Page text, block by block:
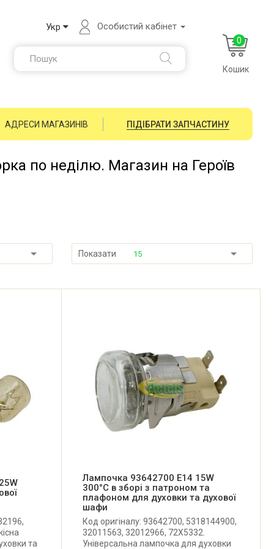
Укр Особистий кабінет
0
Кошик
АДРЕСИ МАГАЗИНІВ ПІДІБРАТИ ЗАПЧАСТИНУ
по неділю. Магазин на Героїв
Показати 15
та
Лампочка 93642700 E14 15W
300°C в зборі з патроном та
плафоном для духовки та духової
шафи
Код оригіналу: 93642700, 5318144900,
32011563, 32012966, 72X5332.
Універсальна лампочка для духовки